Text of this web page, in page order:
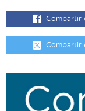
Compartir
Compartir